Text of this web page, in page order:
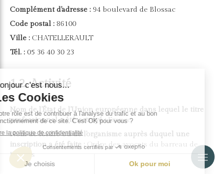
Complément d'adresse : 94 boulevard de Blossac
Code postal : 86100
Ville : CHATELLERAULT
Tél. : 05 36 40 30 23
1.2. Activité
Nom de l’État de l'Union européenne dans lequel le titre
professionnel a été octroyé :France
Nom de l'ordre ou de l'organisme auprès duquel une
inscription a été faite :Ordre des avocats du barreau de
Poitiers